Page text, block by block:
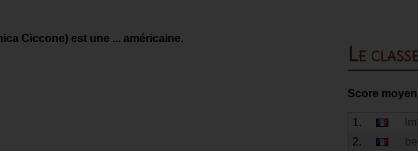
Ciccone) est une ... américaine.
Le
Score
1.
2.